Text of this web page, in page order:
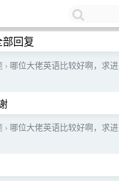
部回复
› 哪位大佬英语比较好啊，求进
› 哪位大佬英语比较好啊，求进